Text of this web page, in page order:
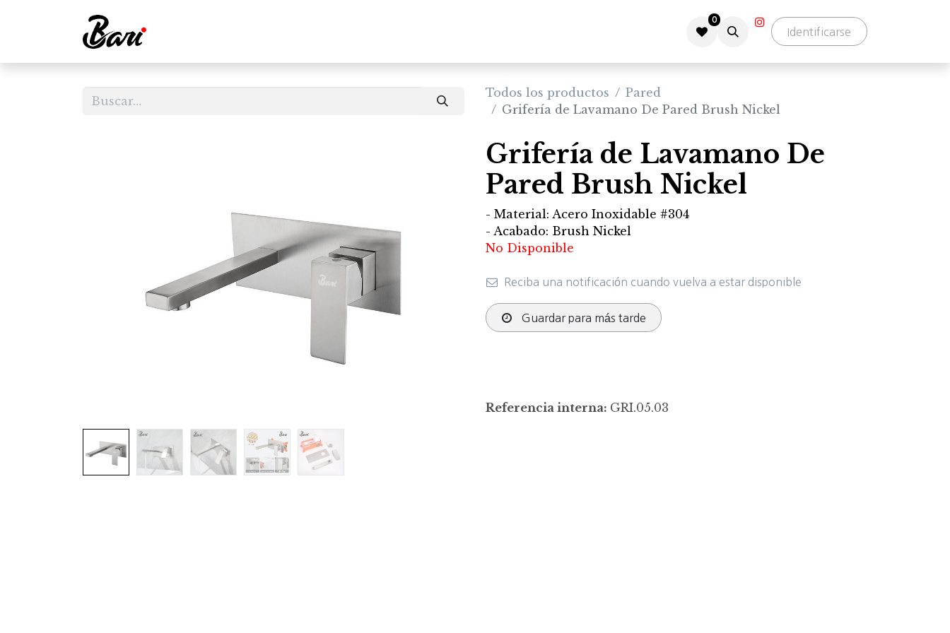
0
Identificarse
Todos los productos
Pared
Grifería de Lavamano De Pared Brush Nickel
Grifería de Lavamano De
Pared Brush Nickel
- Material: Acero Inoxidable #304
- Acabado: Brush Nickel
No Disponible
Reciba una notificación cuando vuelva a estar disponible
Guardar para más tarde
Referencia interna: GRI.05.03